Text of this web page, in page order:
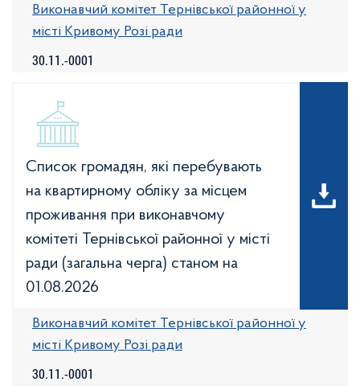
30.11.-0001
Виконавчий комітет Тернівської районної у
місті Кривому Розі ради
Список громадян, які перебувають
на квартирному обліку за місцем
проживання при виконавчому
комітеті Тернівської районної у місті
ради (загальна черга) станом на
01.08.2026
30.11.-0001
Виконавчий комітет Тернівської районної у
місті Кривому Розі ради